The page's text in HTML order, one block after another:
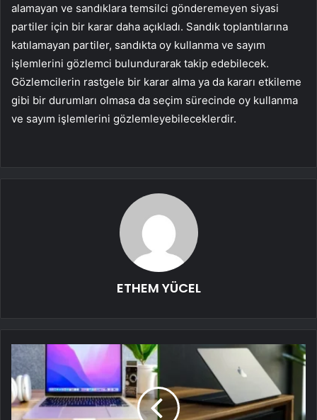
alamayan ve sandıklara temsilci gönderemeyen siyasi
partiler için bir karar daha açıkladı. Sandık toplantılarına
katılamayan partiler, sandıkta oy kullanma ve sayım
işlemlerini gözlemci bulundurarak takip edebilecek.
Gözlemcilerin rastgele bir karar alma ya da kararı etkileme
gibi bir durumları olmasa da seçim sürecinde oy kullanma
ve sayım işlemlerini gözlemleyebileceklerdir.
ETHEM YÜCEL